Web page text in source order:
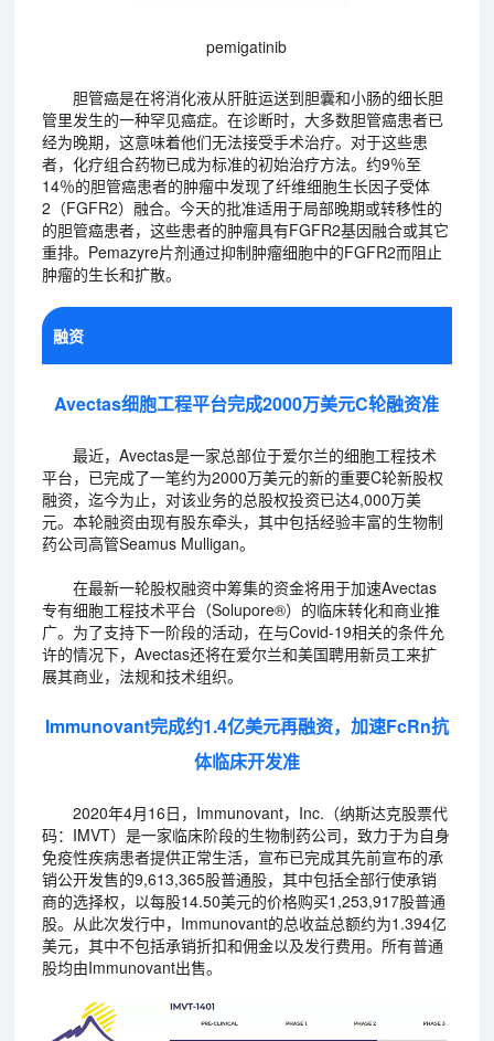
pemigatinib
胆管癌是在将消化液从肝脏运送到胆囊和小肠的细长胆
管里发生的一种罕见癌症。在诊断时，大多数胆管癌患者已
经为晚期，这意味着他们无法接受手术治疗。对于这些患
者，化疗组合药物已成为标准的初始治疗方法。约9％至
14％的胆管癌患者的肿瘤中发现了纤维细胞生长因子受体
2（FGFR2）融合。今天的批准适用于局部晚期或转移性的
的胆管癌患者，这些患者的肿瘤具有FGFR2基因融合或其它
重排。Pemazyre片剂通过抑制肿瘤细胞中的FGFR2而阻止
肿瘤的生长和扩散。
融资
Avectas细胞工程平台完成2000万美元C轮融资准
最近，Avectas是一家总部位于爱尔兰的细胞工程技术
平台，已完成了一笔约为2000万美元的新的重要C轮新股权
融资，迄今为止，对该业务的总股权投资已达4,000万美
元。本轮融资由现有股东牵头，其中包括经验丰富的生物制
药公司高管Seamus Mulligan。
在最新一轮股权融资中筹集的资金将用于加速Avectas
专有细胞工程技术平台（Solupore®）的临床转化和商业推
广。为了支持下一阶段的活动，在与Covid-19相关的条件允
许的情况下，Avectas还将在爱尔兰和美国聘用新员工来扩
展其商业，法规和技术组织。
Immunovant完成约1.4亿美元再融资，加速FcRn抗
体临床开发准
2020年4月16日，Immunovant，Inc.（纳斯达克股票代
码：IMVT）是一家临床阶段的生物制药公司，致力于为自身
免疫性疾病患者提供正常生活，宣布已完成其先前宣布的承
销公开发售的9,613,365股普通股，其中包括全部行使承销
商的选择权，以每股14.50美元的价格购买1,253,917股普通
股。从此次发行中，Immunovant的总收益总额约为1.394亿
美元，其中不包括承销折扣和佣金以及发行费用。所有普通
股均由Immunovant出售。